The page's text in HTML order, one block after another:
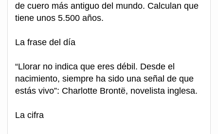
de cuero más antiguo del mundo. Calculan que
tiene unos 5.500 años.
La frase del día
“Llorar no indica que eres débil. Desde el
nacimiento, siempre ha sido una señal de que
estás vivo”: Charlotte Brontë, novelista inglesa.
La cifra